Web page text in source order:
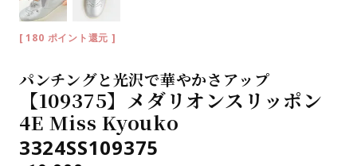
3324SS109375
パンチングと光沢で華やかさアップ
【109375】メダリオンスリッポン
4E Miss Kyouko
[ 180 ポイント還元 ]